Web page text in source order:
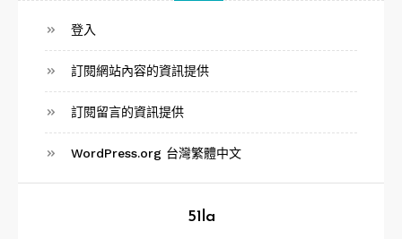
登入
訂閱網站內容的資訊提供
訂閱留言的資訊提供
WordPress.org 台灣繁體中文
51la